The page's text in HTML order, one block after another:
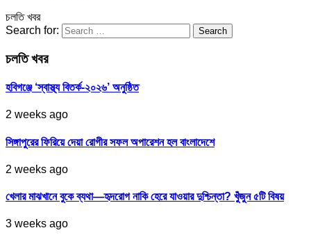
চলতি খবর
Search for:
চলতি খবর
হবিগঞ্জে ‘স্বাস্থ্য বিতর্ক-২০২৬’ অনুষ্ঠিত
2 weeks ago
সিঙ্গাপুরের ফিরিয়ে দেয়া রোগীর সফল অপারেশন হল বাংলাদেশে
2 weeks ago
খেলার মাঝখানে বুকে ব্যথা—হৃদরোগ নাকি হেরে যাওয়ার দুশ্চিন্তা? খুঁজুন ৫টি বিষয়
3 weeks ago